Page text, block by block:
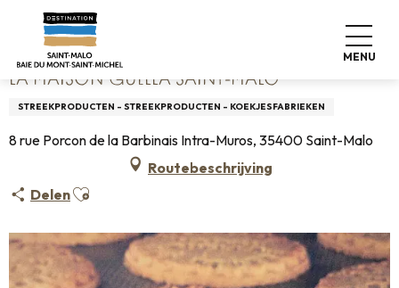
contenu
principal
MENU
Home La Maison Guella Saint-Malo
LA MAISON GUELLA SAINT-MALO
STREEKPRODUCTEN - STREEKPRODUCTEN - KOEKJESFABRIEKEN
8 rue Porcon de la Barbinais Intra-Muros, 35400 Saint-Malo
Routebeschrijving
DelenAjouter aux favoris